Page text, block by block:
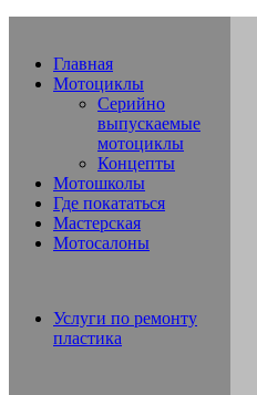
Главная
Мотоциклы
Серийно
выпускаемые
мотоциклы
Концепты
Мотошколы
Где покататься
Мастерская
Мотосалоны
Услуги по ремонту
пластика